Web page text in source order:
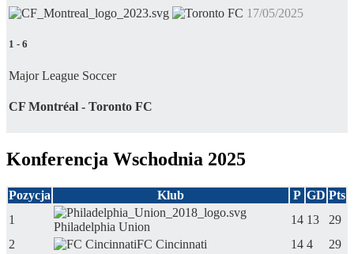
17/05/2025
1 - 6
Major League Soccer
CF Montréal - Toronto FC
Konferencja Wschodnia 2025
Pozycja Klub P GD Pts
1
Philadelphia Union
14 13
29
2
FC Cincinnati 14 4
29